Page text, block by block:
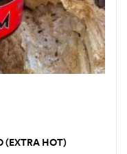
(EXTRA HOT)